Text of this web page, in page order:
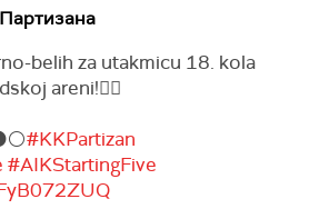
belih za utakmicu 18. kola
areni!✊🏽
#KKPartizan
#AIKStartingFive